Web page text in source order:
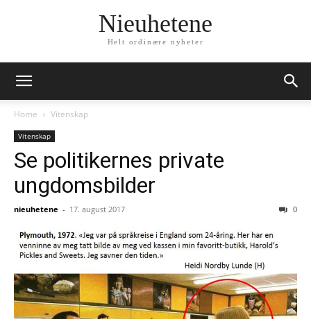
Nieuhetene
Helt ordinære nyheter
Home Vitenskap
Vitenskap
Se politikernes private
ungdomsbilder
nieuhetene - 17. august 2017 0